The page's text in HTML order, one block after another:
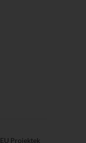
EU Projektek